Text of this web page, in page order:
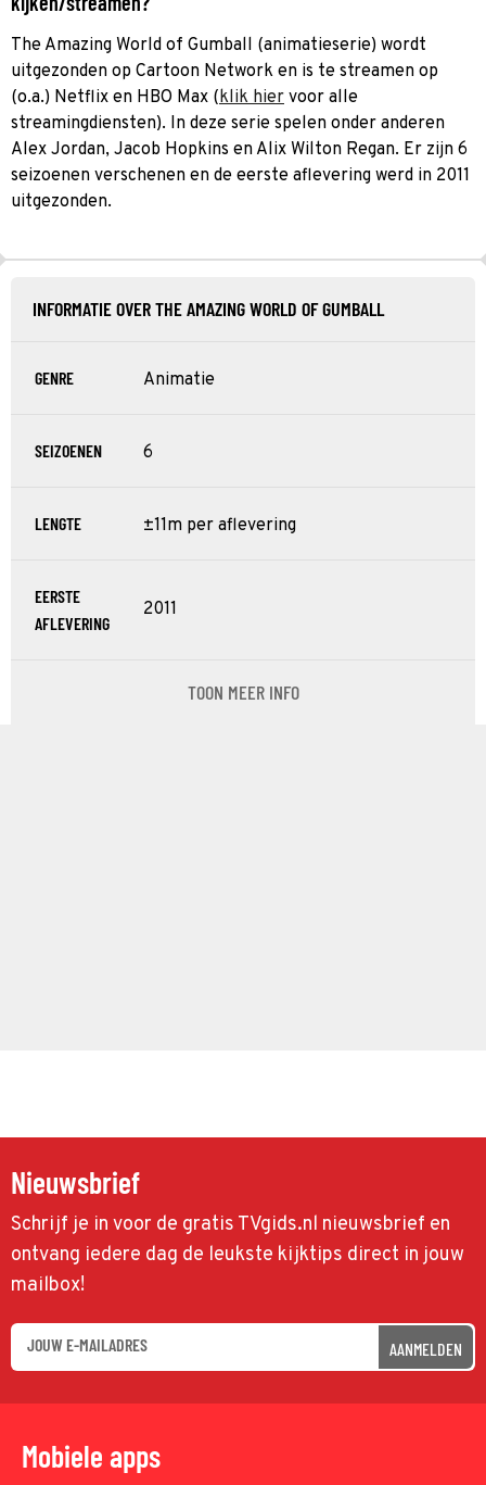
The Amazing World of Gumball (animatieserie) wordt
uitgezonden op Cartoon Network en is te streamen op
(o.a.) Netflix en HBO Max (klik hier voor alle
streamingdiensten). In deze serie spelen onder anderen
Alex Jordan, Jacob Hopkins en Alix Wilton Regan. Er zijn 6
seizoenen verschenen en de eerste aflevering werd in 2011
uitgezonden.
INFORMATIE OVER THE AMAZING WORLD OF GUMBALL
GENRE Animatie
SEIZOENEN 6
LENGTE ±11m per aflevering
EERSTE
AFLEVERING
2011
TOON MEER INFO
Nieuwsbrief
Schrijf je in voor de gratis TVgids.nl nieuwsbrief en
ontvang iedere dag de leukste kijktips direct in jouw
mailbox!
AANMELDEN
Mobiele apps